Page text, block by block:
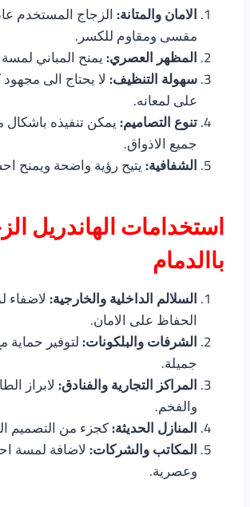
الامان والمتانة:الزجاج المستخدم
مقسى ومقاوم للكسر.
المظهر العصري:يمنح المباني
سهولة التنظيف: لا يحتاج الى
على لمعانه.
تنوع التصاميم:يمكن تنفيذه
جميع الاذواق.
الشفافية:يتيح رؤية واضحة ويمنح
استخدامات الهاندريل
باالدمام
السلالم الداخلية والخارجية: لاضفاء
الحفاظ على الامان.
الشرفات والبلكونات:لتوفير حماية
جميلة.
المراكز التجارية والفنادق: لابراز
والفخم.
المنازل الحديثة:كجزء من التصميم
المكاتب والشركات: لاضافة لمسة
وعصرية.